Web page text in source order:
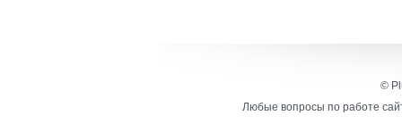
©
Любые вопросы по работе